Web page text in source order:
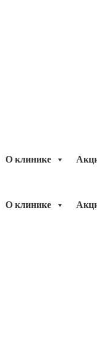
О клинике
О клинике